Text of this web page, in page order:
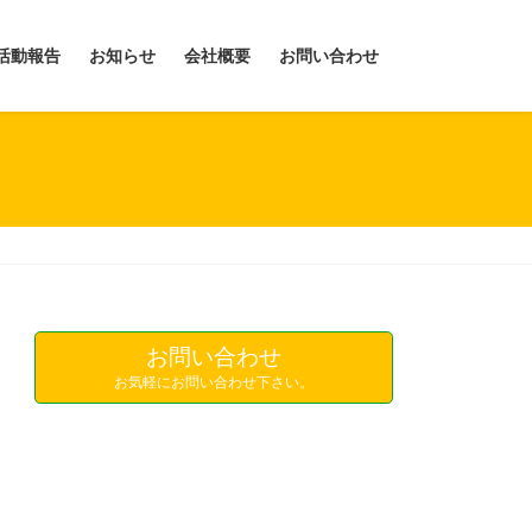
動報告 お知らせ 会社概要 お問い合わせ
お問い合わせ
お気軽にお問い合わせ下さい。